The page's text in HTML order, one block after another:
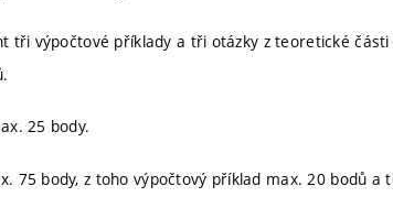
tři výpočtové příklady a tři otázky z teoretické
25 body.
75 body, z toho výpočtový příklad max. 20 bodů a